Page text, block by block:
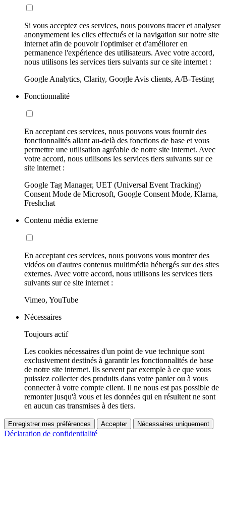
Si vous acceptez ces services, nous pouvons tracer et analyser
anonymement les clics effectués et la navigation sur notre site
internet afin de pouvoir l'optimiser et d'améliorer en
permanence l'expérience des utilisateurs. Avec votre accord,
nous utilisons les services tiers suivants sur ce site internet :
Google Analytics, Clarity, Google Avis clients, A/B-Testing
Fonctionnalité
En acceptant ces services, nous pouvons vous fournir des
fonctionnalités allant au-delà des fonctions de base et vous
permettre une utilisation agréable de notre site internet. Avec
votre accord, nous utilisons les services tiers suivants sur ce
site internet :
Google Tag Manager, UET (Universal Event Tracking)
Consent Mode de Microsoft, Google Consent Mode, Klarna,
Freshchat
Contenu média externe
En acceptant ces services, nous pouvons vous montrer des
vidéos ou d'autres contenus multimédia hébergés sur des sites
externes. Avec votre accord, nous utilisons les services tiers
suivants sur ce site internet :
Vimeo, YouTube
Nécessaires
Toujours actif
Les cookies nécessaires d'un point de vue technique sont
exclusivement destinés à garantir les fonctionnalités de base
de notre site internet. Ils servent par exemple à ce que vous
puissiez collecter des produits dans votre panier ou à vous
connecter à votre compte client. Il ne nous est pas possible de
remonter jusqu'à vous et les données qui en résultent ne sont
en aucun cas transmises à des tiers.
Enregistrer mes préférences Accepter Nécessaires uniquement
Déclaration de confidentialité